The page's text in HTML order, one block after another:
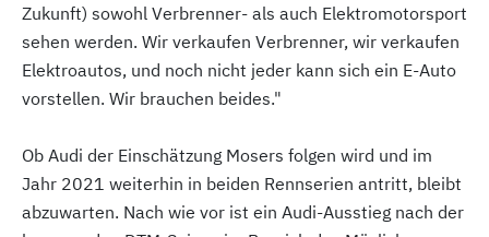
Zukunft) sowohl Verbrenner- als auch Elektromotorsport
sehen werden. Wir verkaufen Verbrenner, wir verkaufen
Elektroautos, und noch nicht jeder kann sich ein E-Auto
vorstellen. Wir brauchen beides."
Ob Audi der Einschätzung Mosers folgen wird und im
Jahr 2021 weiterhin in beiden Rennserien antritt, bleibt
abzuwarten. Nach wie vor ist ein Audi-Ausstieg nach der